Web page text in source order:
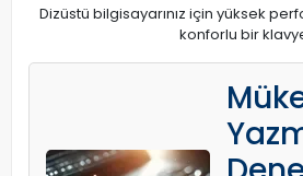
Dizüstü bilgisayarınız için yüksek
konforlu bir